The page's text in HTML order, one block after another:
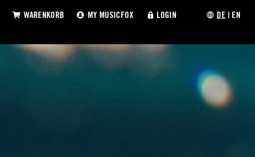
WARENKORB MY MUSICFOX LOGIN DE | EN